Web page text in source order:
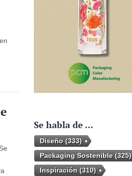
Se habla de …
Diseño(333)
Packaging Sostenible(325)
Inspiración(310)